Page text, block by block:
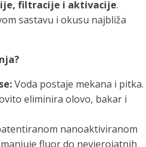
filtracije i aktivacije.
sastavu i okusu najbliža
Voda postaje mekana i pitka.
eliminira olovo, bakar i
nanoaktiviranom
fluor do nevjerojatnih